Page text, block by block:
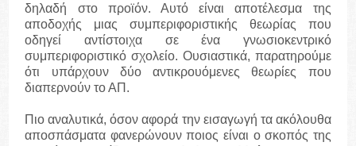
δηλαδή στο προϊόν. Αυτό είναι αποτέλεσμα της
αποδοχής μιας συμπεριφοριστικής θεωρίας που
οδηγεί αντίστοιχα σε ένα γνωσιοκεντρικό
συμπεριφοριστικό σχολείο. Ουσιαστικά, παρατηρούμε
ότι υπάρχουν δύο αντικρουόμενες θεωρίες που
διαπερνούν το ΑΠ.
Πιο αναλυτικά, όσον αφορά την εισαγωγή τα ακόλουθα
αποσπάσματα φανερώνουν ποιος είναι ο σκοπός της